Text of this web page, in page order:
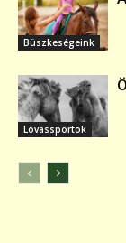
Büszkeségeink
Lovassportok